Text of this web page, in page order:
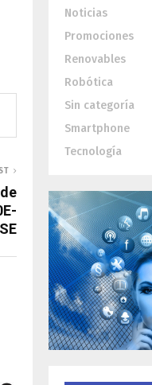
Noticias
Promociones
Renovables
Robótica
Sin categoría
Smartphone
Tecnología